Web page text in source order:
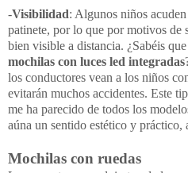
-Visibilidad: Algunos niños
patinete, por lo que por motivos de
bien visible a distancia. ¿Sabéis
mochilas con luces led integradas
los conductores vean a los niños
evitarán muchos accidentes. Este
me ha parecido de todos los
aúna un sentido estético y práctico,
Mochilas con ruedas